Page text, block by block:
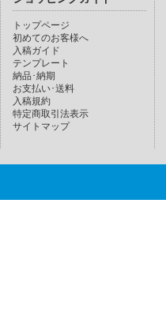
トップページ
初めてのお客様へ
入稿ガイド
テンプレート
納品･納期
お支払い･送料
入稿規約
特定商取引法表示
サイトマップ